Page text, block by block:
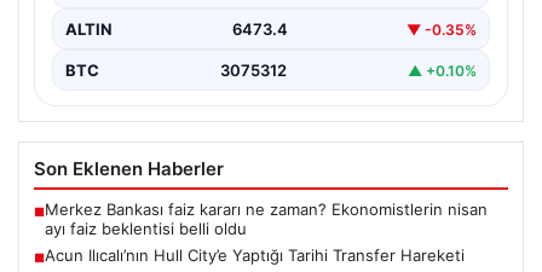
ALTIN 6473.4 ▼ -0.35%
BTC 3075312 ▲ +0.10%
Son Eklenen Haberler
■Merkez Bankası faiz kararı ne zaman? Ekonomistlerin nisan
ayı faiz beklentisi belli oldu
■Acun Ilıcalı’nın Hull City’e Yaptığı Tarihi Transfer Hareketi